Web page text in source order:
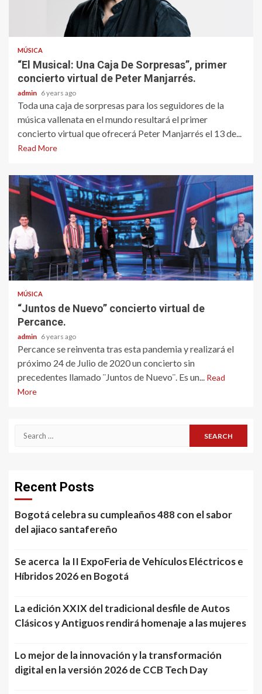
MÚSICA
“El Musical: Una Caja De Sorpresas”, primer
concierto virtual de Peter Manjarrés.
admin 6 years ago
Toda una caja de sorpresas para los seguidores de la
música vallenata en el mundo resultará el primer
concierto virtual que ofrecerá Peter Manjarrés el 13 de...
Read More
MÚSICA
“Juntos de Nuevo” concierto virtual de
Percance.
admin 6 years ago
Percance se reinventa tras esta pandemia y realizará el
próximo 24 de Julio de 2020 un concierto sin
precedentes llamado ¨Juntos de Nuevo¨. Es un... Read
More
Search
Recent Posts
Bogotá celebra su cumpleaños 488 con el sabor
del ajiaco santafereño
Se acerca la II ExpoFeria de Vehículos Eléctricos e
Híbridos 2026 en Bogotá
La edición XXIX del tradicional desfile de Autos
Clásicos y Antiguos rendirá homenaje a las mujeres
Lo mejor de la innovación y la transformación
digital en la versión 2026 de CCB Tech Day